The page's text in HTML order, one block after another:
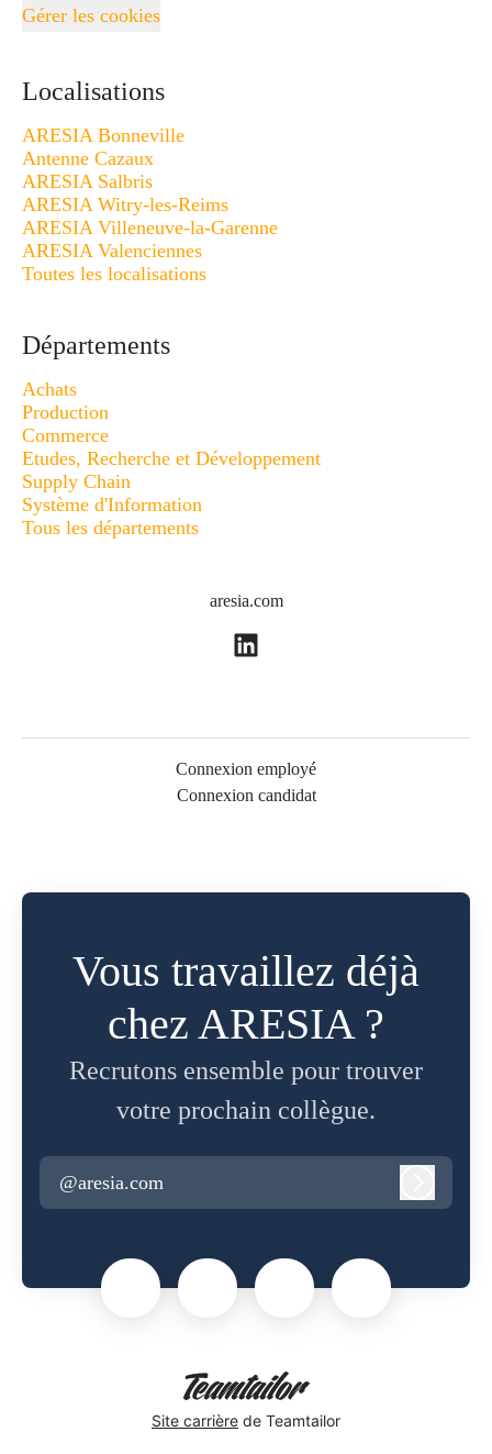
Gérer les cookies
Localisations
ARESIA Bonneville
Antenne Cazaux
ARESIA Salbris
ARESIA Witry-les-Reims
ARESIA Villeneuve-la-Garenne
ARESIA Valenciennes
Toutes les localisations
Départements
Achats
Production
Commerce
Etudes, Recherche et Développement
Supply Chain
Système d'Information
Tous les départements
aresia.com
Connexion employé
Connexion candidat
Vous travaillez déjà
chez ARESIA ?
Recrutons ensemble pour trouver
votre prochain collègue.
@aresia.com
Site carrière de Teamtailor